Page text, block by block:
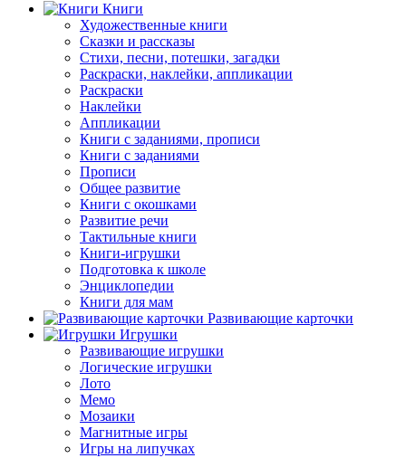
Книги
Художественные книги
Сказки и рассказы
Стихи, песни, потешки, загадки
Раскраски, наклейки, аппликации
Раскраски
Наклейки
Аппликации
Книги с заданиями, прописи
Книги с заданиями
Прописи
Общее развитие
Книги с окошками
Развитие речи
Тактильные книги
Книги-игрушки
Подготовка к школе
Энциклопедии
Книги для мам
Развивающие карточки
Игрушки
Развивающие игрушки
Логические игрушки
Лото
Мемо
Мозаики
Магнитные игры
Игры на липучках